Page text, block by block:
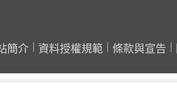
簡介 資料授權規範 條款與宣告